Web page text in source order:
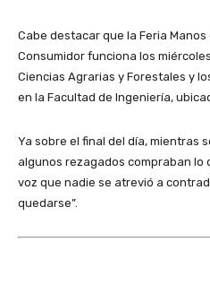
Cabe destacar que la Feria
Consumidor funciona los
Ciencias Agrarias y Forestales y
en la Facultad de Ingeniería,
Ya sobre el final del día, mientras
algunos rezagados compraban lo
voz que nadie se atrevió a
quedarse”.